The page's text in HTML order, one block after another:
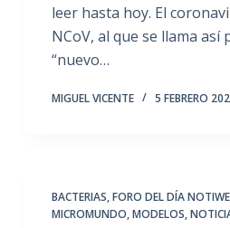
leer hasta hoy. El
NCoV, al que se llama así
“nuevo…
MIGUEL VICENTE 5 FEBRERO
BACTERIAS,FORO DEL DÍA
MICROMUNDO,MODELOS,